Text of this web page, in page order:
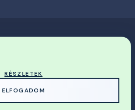
RÉSZLETEK
ELFOGADOM